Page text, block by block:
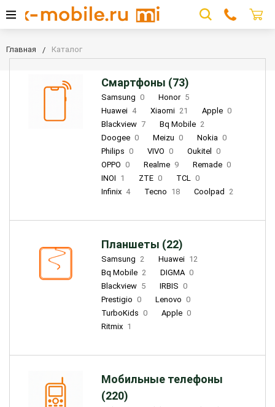
Главная Каталог
Смартфоны (73)
Samsung 0 Honor 5
Huawei 4 Xiaomi 21 Apple 0
Blackview 7 Bq Mobile 2
Doogee 0 Meizu 0 Nokia 0
Philips 0 VIVO 0 Oukitel
0
OPPO 0 Realme 9 Remade 0
INOI 1 ZTE 0 TCL 0
Infinix 4 Tecno 18 Coolpad 2
Планшеты (22)
Samsung 2 Huawei 12
Bq Mobile 2 DIGMA 0
Blackview 5 IRBIS 0
Prestigio 0 Lenovo 0
TurboKids 0 Apple 0
Ritmix 1
Мобильные телефоны
(220)